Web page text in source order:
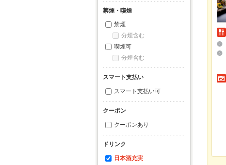
禁煙・喫煙
禁煙
分煙含む
喫煙可
分煙含む
スマート支払い
スマート支払い可
クーポン
クーポンあり
ドリンク
日本酒充実